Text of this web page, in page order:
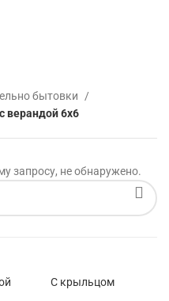
бытовки
верандой 6х6
запросу, не обнаружено.
С крыльцом